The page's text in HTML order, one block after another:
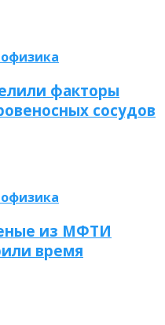
факторы
сосудов
из МФТИ
время